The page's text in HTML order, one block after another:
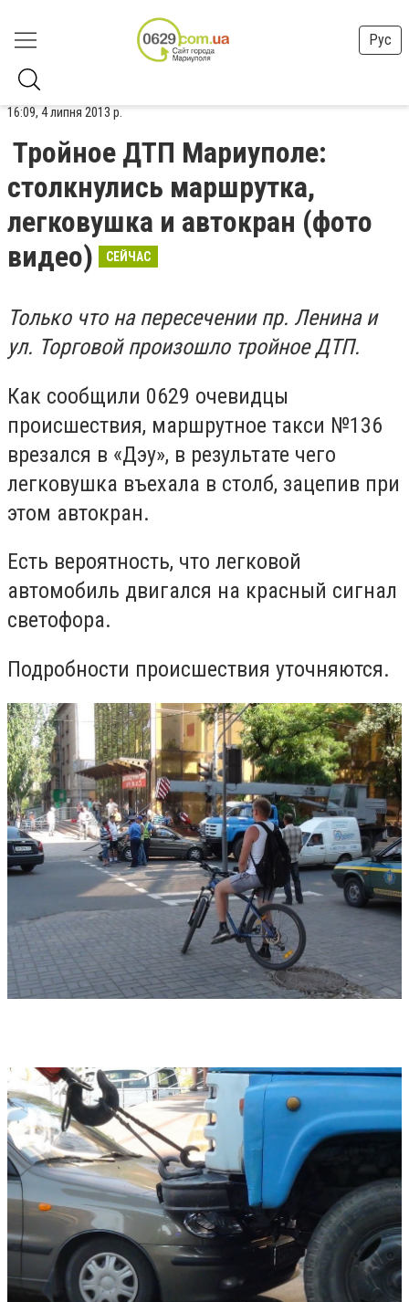
Рус
16:09, 4 липня 2013 р.
Тройное ДТП Мариуполе:
столкнулись маршрутка,
легковушка и автокран (фото
видео)
СЕЙЧАС
Только что на пересечении пр. Ленина и
ул. Торговой произошло тройное ДТП.
Как сообщили 0629 очевидцы
происшествия, маршрутное такси №136
врезался в «Дэу», в результате чего
легковушка въехала в столб, зацепив при
этом автокран.
Есть вероятность, что легковой
автомобиль двигался на красный сигнал
светофора.
Подробности происшествия уточняются.